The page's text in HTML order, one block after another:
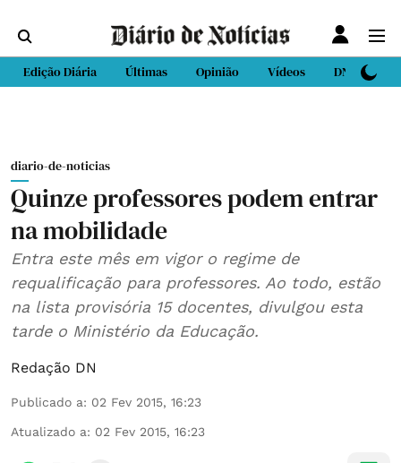
Edição Diária Últimas Opinião Vídeos DN Sport
diario-de-noticias
Quinze professores podem entrar
na mobilidade
Entra este mês em vigor o regime de
requalificação para professores. Ao todo, estão
na lista provisória 15 docentes, divulgou esta
tarde o Ministério da Educação.
Redação DN
Publicado a: 02 Fev 2015, 16:23
Atualizado a: 02 Fev 2015, 16:23